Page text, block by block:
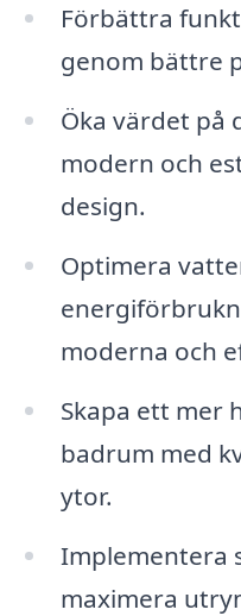
Förbättra
genom bättre
Öka värdet på
modern och
design.
Optimera
moderna och
Skapa ett mer
badrum med
ytor.
Implementera
maximera